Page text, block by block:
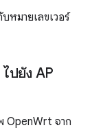
หมายเลขเวอร์
ปยัง AP
OpenWrt จาก